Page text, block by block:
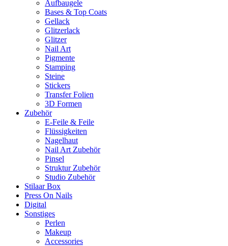
Aufbaugele
Bases & Top Coats
Gellack
Glitzerlack
Glitzer
Nail Art
Pigmente
Stamping
Steine
Stickers
Transfer Folien
3D Formen
Zubehör
E-Feile & Feile
Flüssigkeiten
Nagelhaut
Nail Art Zubehör
Pinsel
Struktur Zubehör
Studio Zubehör
Stilaar Box
Press On Nails
Digital
Sonstiges
Perlen
Makeup
Accessories